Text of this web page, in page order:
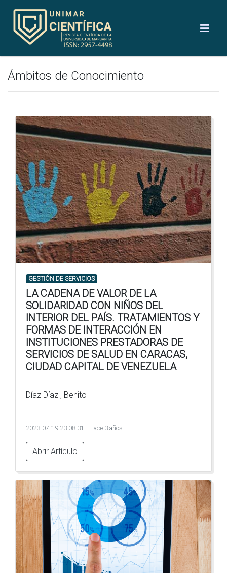
Ámbitos de Conocimiento
GESTIÓN DE SERVICIOS
LA CADENA DE VALOR DE LA
SOLIDARIDAD CON NIÑOS DEL
INTERIOR DEL PAÍS. TRATAMIENTOS Y
FORMAS DE INTERACCIÓN EN
INSTITUCIONES PRESTADORAS DE
SERVICIOS DE SALUD EN CARACAS,
CIUDAD CAPITAL DE VENEZUELA
Díaz Díaz , Benito
2023-07-19 23:08:31 - Hace 3 años
Abrir Artículo